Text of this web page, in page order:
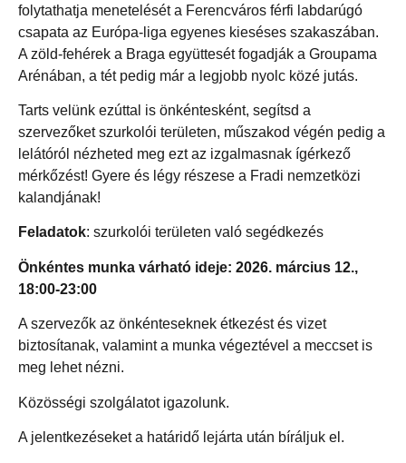
folytathatja menetelését a Ferencváros férfi labdarúgó
csapata az Európa-liga egyenes kieséses szakaszában.
A zöld-fehérek a Braga együttesét fogadják a Groupama
Arénában, a tét pedig már a legjobb nyolc közé jutás.
Tarts velünk ezúttal is önkéntesként, segítsd a
szervezőket szurkolói területen, műszakod végén pedig a
lelátóról nézheted meg ezt az izgalmasnak ígérkező
mérkőzést! Gyere és légy részese a Fradi nemzetközi
kalandjának!
Feladatok: szurkolói területen való segédkezés
Önkéntes munka várható ideje: 2026. március 12.,
18:00-23:00
A szervezők az önkénteseknek étkezést és vizet
biztosítanak, valamint a munka végeztével a meccset is
meg lehet nézni.
Közösségi szolgálatot igazolunk.
A jelentkezéseket a határidő lejárta után bíráljuk el.